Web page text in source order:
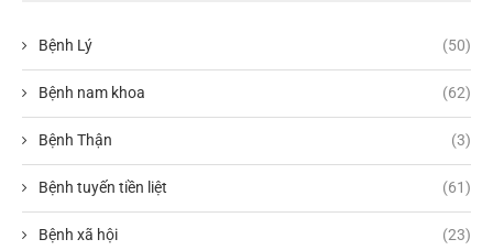
Bệnh Lý (50)
Bệnh nam khoa (62)
Bệnh Thận (3)
Bệnh tuyến tiền liệt (61)
Bệnh xã hội (23)